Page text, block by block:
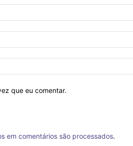
que eu comentar.
em comentários são processados.